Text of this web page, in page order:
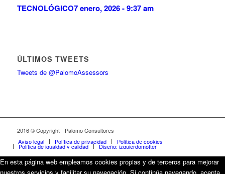
TECNOLÓGICO7 enero, 2026 - 9:37 am
ÚLTIMOS TWEETS
Tweets de @PalomoAssessors
2016 © Copyright - Palomo Consultores
Aviso legal
Política de privacidad Política de cookies
Política de igualdad y calidad Diseño: izquierdomotter
En esta página web empleamos cookies propias y de terceros para mejorar